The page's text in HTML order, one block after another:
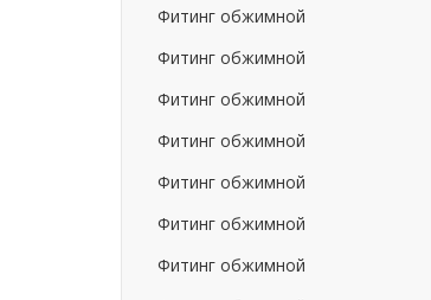
Фитинг обжимной
Фитинг обжимной
Фитинг обжимной
Фитинг обжимной
Фитинг обжимной
Фитинг обжимной
Фитинг обжимной